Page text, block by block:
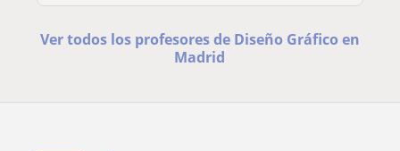
Ver todos los profesores de Diseño Gráfico en
Madrid